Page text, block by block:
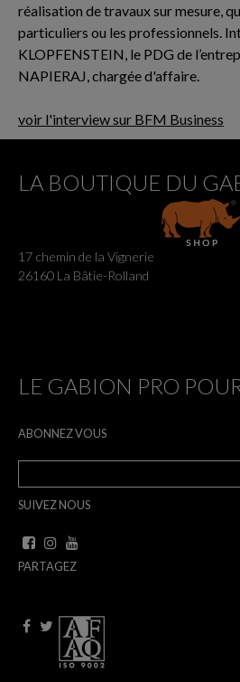
réalisation de travaux sur mesure,
particuliers ou les professionnels.
KLOPFENSTEIN, le PDG de
NAPIERAJ, chargée d'affaire.
voir l'interview sur BFM Business
LA BOUTIQUE DU
17 chemin de la Vignerie
26160 La Bâtie-Rolland
LE GABION PRO
ABONNEZ VOUS
SUIVEZ NOUS
PARTAGEZ